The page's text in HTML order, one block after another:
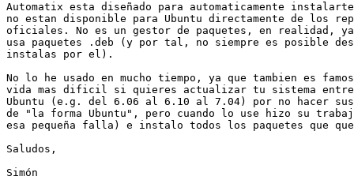
Automatix esta diseñado para automaticamente
no estan disponible para Ubuntu directamente de los
oficiales. No es un gestor de paquetes, en realidad, ya
usa paquetes .deb (y por tal, no siempre es posible
instalas por el).
No lo he usado en mucho tiempo, ya que tambien es
vida mas dificil si quieres actualizar tu sistema entre
Ubuntu (e.g. del 6.06 al 6.10 al 7.04) por no hacer
de "la forma Ubuntu", pero cuando lo use hizo su
esa pequeña falla) e instalo todos los paquetes que
Saludos,
Simón